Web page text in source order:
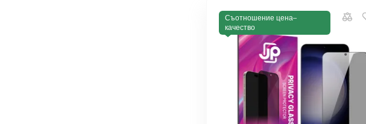
Съотношение цена–
качество